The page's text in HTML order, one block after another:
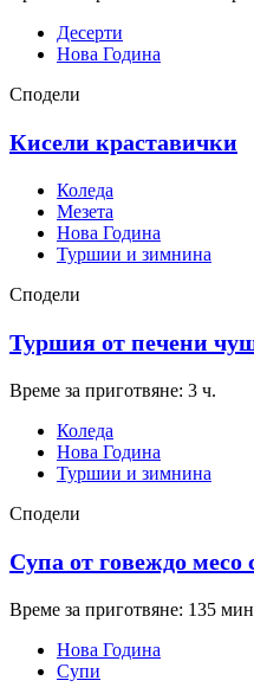
Десерти
Нова Година
Сподели
Кисели краставички
Коледа
Мезета
Нова Година
Туршии и зимнина
Сподели
Туршия от печени
Време за приготвяне: 3 ч.
Коледа
Нова Година
Туршии и зимнина
Сподели
Супа от говеждо месо
Време за приготвяне: 135
Нова Година
Супи